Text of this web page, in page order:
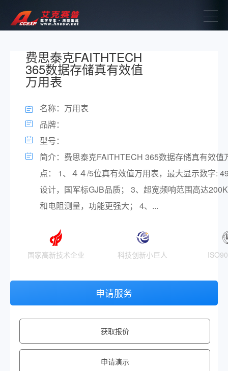
费思泰克FAITHTECH
365数据存储真有效值
万用表
名称：万用表
品牌：
型号：
简介：费思泰克FAITHTECH 365数据存储真有效值
点： 1、４４/5位真有效值万用表，最大显示数字:
设计，国军标GJB品质； 3、超宽频响范围高达
和电阻测量，功能更强大； 4、...
国家高新技术企业 科技创新小巨人
申请服务
获取报价
申请演示